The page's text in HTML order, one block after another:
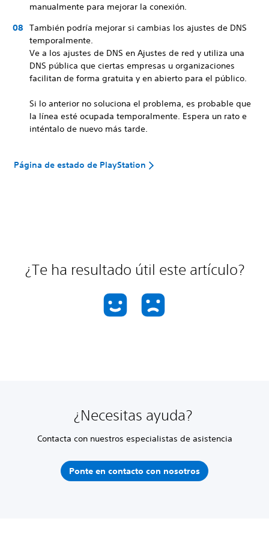
manualmente para mejorar la conexión.
También podría mejorar si cambias los ajustes de DNS
temporalmente.
Ve a los ajustes de DNS en Ajustes de red y utiliza una
DNS pública que ciertas empresas u organizaciones
facilitan de forma gratuita y en abierto para el público.
Si lo anterior no soluciona el problema, es probable que
la línea esté ocupada temporalmente. Espera un rato e
inténtalo de nuevo más tarde.
Página de estado de PlayStation
¿Te ha resultado útil este artículo?
¿Necesitas ayuda?
Contacta con nuestros especialistas de asistencia
Ponte en contacto con nosotros